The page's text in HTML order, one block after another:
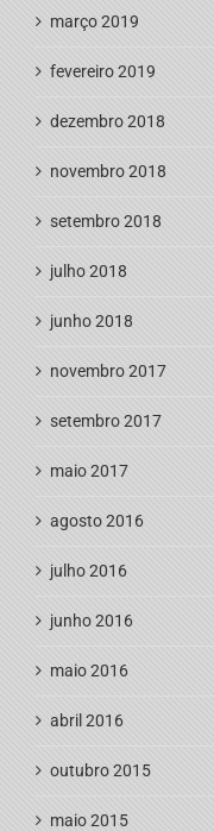
março 2019
fevereiro 2019
dezembro 2018
novembro 2018
setembro 2018
julho 2018
junho 2018
novembro 2017
setembro 2017
maio 2017
agosto 2016
julho 2016
junho 2016
maio 2016
abril 2016
outubro 2015
maio 2015